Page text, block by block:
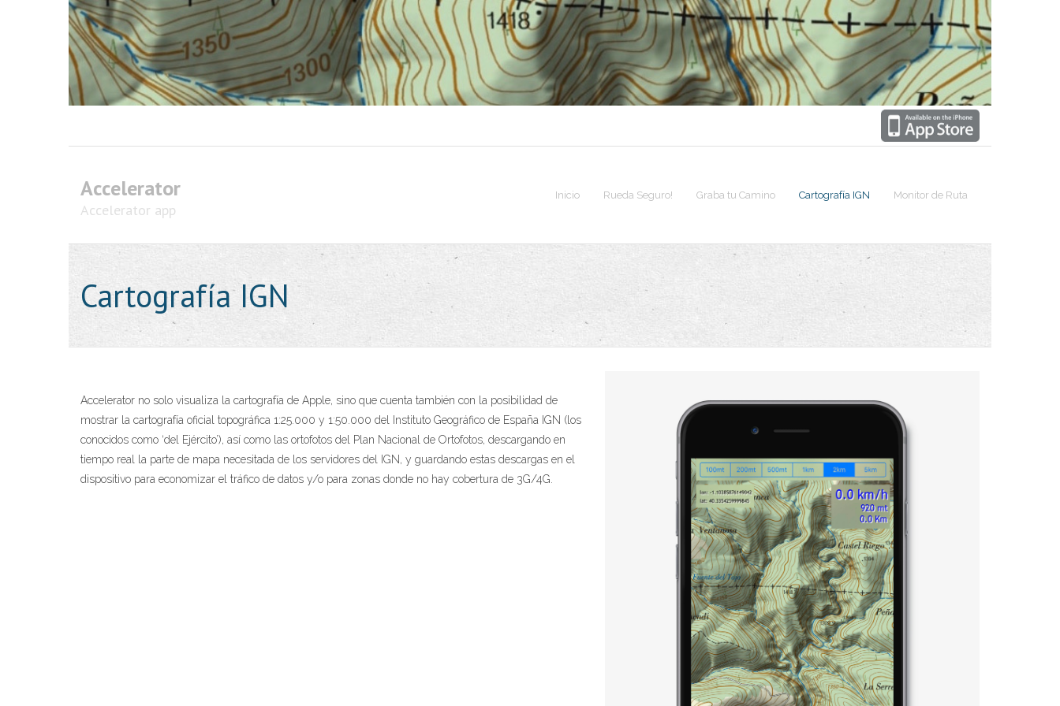
Accelerator
Accelerator app
Inicio Rueda Seguro! Graba tu Camino Cartografía IGN Monitor de Ruta
Cartografía IGN
Accelerator no solo visualiza la cartografía de Apple, sino que cuenta también con la posibilidad de
mostrar la cartografía oficial topográfica 1:25.000 y 1:50.000 del Instituto Geográfico de España IGN (los
conocidos como ‘del Ejército’), así como las ortofotos del Plan Nacional de Ortofotos, descargando en
tiempo real la parte de mapa necesitada de los servidores del IGN, y guardando estas descargas en el
dispositivo para economizar el tráfico de datos y/o para zonas donde no hay cobertura de 3G/4G.